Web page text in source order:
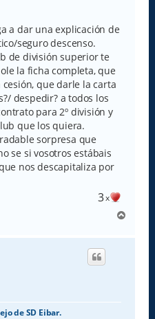
a dar una explicación de
seguro descenso.
de división superior te
la ficha completa, que
que darle la carta
despedir? a todos los
para 2º división y
que los quiera.
sorpresa que
se si vosotros estábais
nos descapitaliza por
3x
r
de SD Eibar.